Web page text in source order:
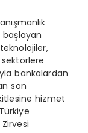
bankalardan
son
hizmet